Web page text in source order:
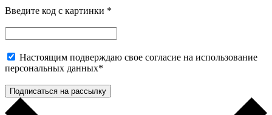
Введите код с картинки *
Настоящим подверждаю свое согласие на использование
персональных данных*
Подписаться на рассылку